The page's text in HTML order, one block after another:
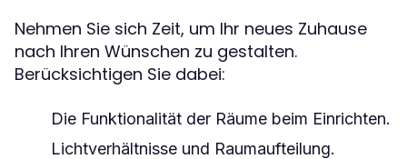
Nehmen Sie sich Zeit, um Ihr neues Zuhause
nach Ihren Wünschen zu gestalten.
Berücksichtigen Sie dabei:
Die Funktionalität der Räume beim Einrichten.
Lichtverhältnisse und Raumaufteilung.